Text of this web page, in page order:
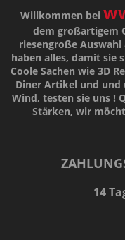
Willkommen bei
dem großartigem
riesengroße
haben alles, damit sie
Coole Sachen wie 3D
Diner Artikel und und
Wind, testen sie uns !
Stärken, wir
14